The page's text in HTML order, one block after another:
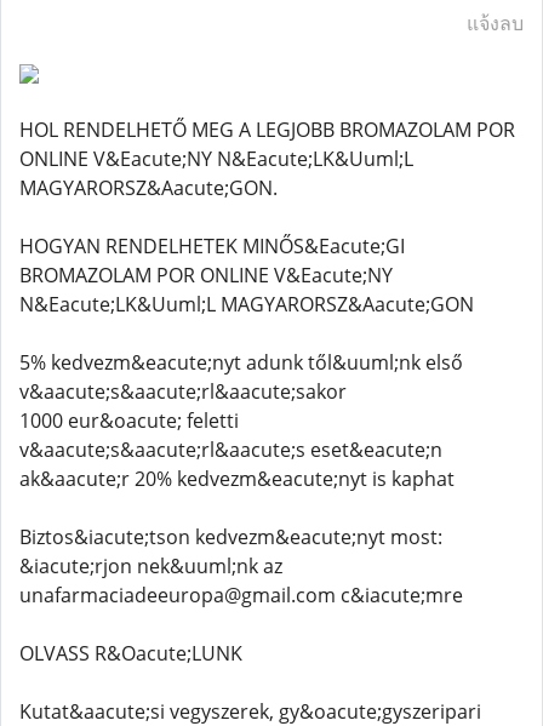
แจ้งลบ
HOL RENDELHETŐ MEG A LEGJOBB BROMAZOLAM POR
ONLINE V&Eacute;NY N&Eacute;LK&Uuml;L
MAGYARORSZ&Aacute;GON.
HOGYAN RENDELHETEK MINŐS&Eacute;GI
BROMAZOLAM POR ONLINE V&Eacute;NY
N&Eacute;LK&Uuml;L MAGYARORSZ&Aacute;GON
5% kedvezm&eacute;nyt adunk től&uuml;nk első
v&aacute;s&aacute;rl&aacute;sakor
1000 eur&oacute; feletti
v&aacute;s&aacute;rl&aacute;s eset&eacute;n
ak&aacute;r 20% kedvezm&eacute;nyt is kaphat
Biztos&iacute;tson kedvezm&eacute;nyt most:
&iacute;rjon nek&uuml;nk az
unafarmaciadeeuropa@gmail.com c&iacute;mre
OLVASS R&Oacute;LUNK
Kutat&aacute;si vegyszerek, gy&oacute;gyszeripari